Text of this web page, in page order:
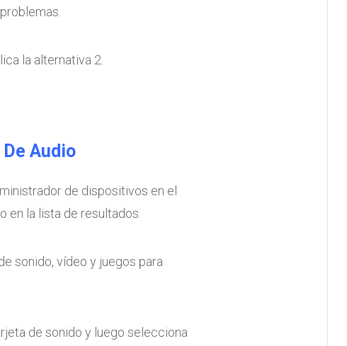
la alternativa 2.
Audio
de dispositivos en el
en la lista de resultados.
sonido, vídeo y juegos para
de sonido y luego selecciona